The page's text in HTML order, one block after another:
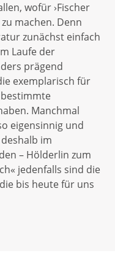
wofür ›Fischer
machen. Denn
zunächst einfach
Laufe der
prägend
exemplarisch für
Manchmal
eigensinnig und
im
– Hölderlin zum
jedenfalls sind die
bis heute für uns